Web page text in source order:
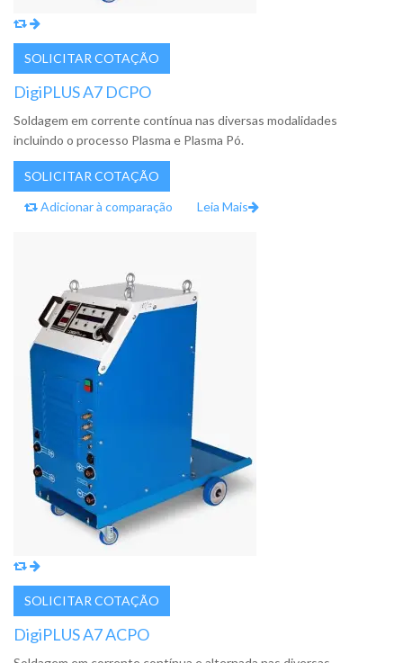
DigiPLUS A7 DCPO
Soldagem em corrente contínua nas diversas modalidades
incluindo o processo Plasma e Plasma Pó.
Adicionar à comparação Leia Mais
DigiPLUS A7 ACPO